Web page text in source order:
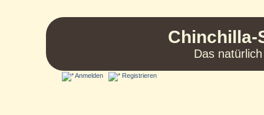
Chinchilla-
Das
Anmelden Registrieren